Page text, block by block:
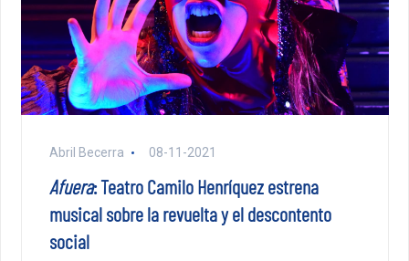
Abril Becerra 08-11-2021
Afuera: Teatro Camilo Henríquez estrena
musical sobre la revuelta y el descontento
social